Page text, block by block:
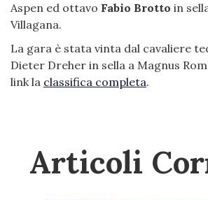
Aspen ed ottavo Fabio Brotto in
Villagana.
La gara è stata vinta dal cavaliere
Dieter Dreher in sella a Magnus
link la classifica completa.
Articoli